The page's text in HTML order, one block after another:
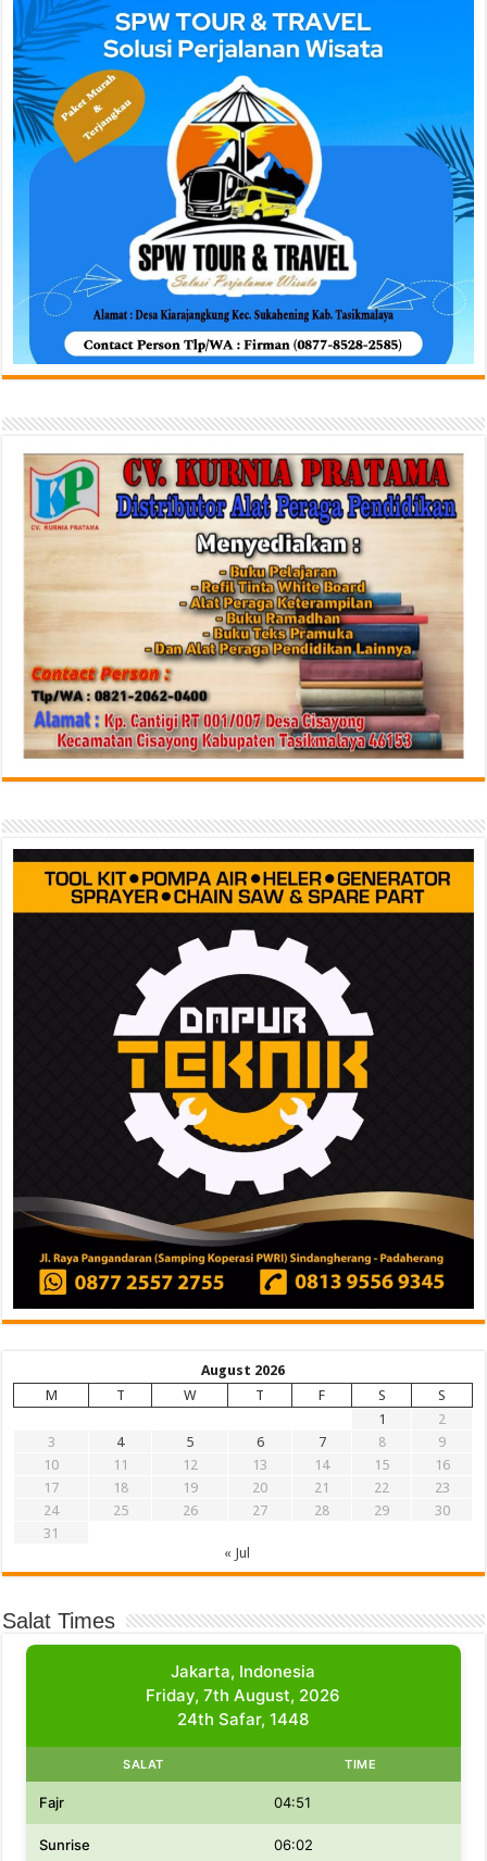
August 2026
M
T W T F S
S
1
2
3
4 5 6 7 8
9
10
11 12 13 14 15
16
17
18 19 20 21 22
23
24
25 26 27 28 29
30
31
« Jul
Salat Times
Jakarta, Indonesia
Friday, 7th August, 2026
24th Safar, 1448
SALAT TIME
Fajr 04:51
Sunrise 06:02